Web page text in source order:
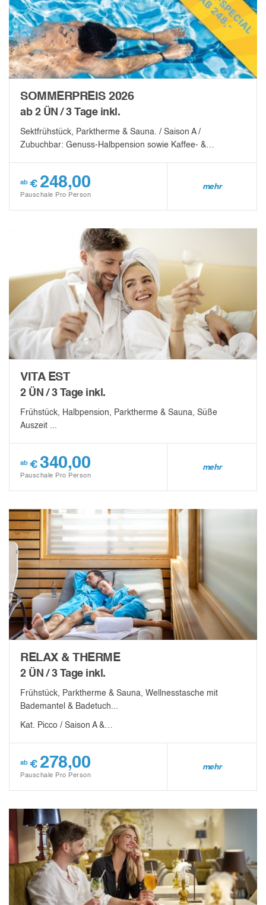
SOMMERPREIS 2026
ab 2 ÜN / 3 Tage inkl.
Sektfrühstück, Parktherme & Sauna. / Saison A /
Zubuchbar: Genuss-Halbpension sowie Kaffee- &…
ab € 248,00
Pauschale Pro Person
mehr
VITA EST
2 ÜN / 3 Tage inkl.
Frühstück, Halbpension, Parktherme & Sauna, Süße
Auszeit ...
ab € 340,00
Pauschale Pro Person
mehr
RELAX & THERME
2 ÜN / 3 Tage inkl.
Frühstück, Parktherme & Sauna, Wellnesstasche mit
Bademantel & Badetuch...
Kat. Picco / Saison A &…
ab € 278,00
Pauschale Pro Person
mehr